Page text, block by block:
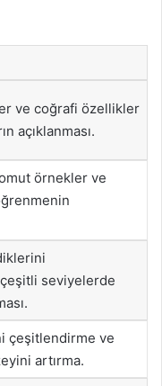
ve coğrafi özellikler
açıklanması.
örnekler ve
seviyelerde
çeşitlendirme ve
artırma.